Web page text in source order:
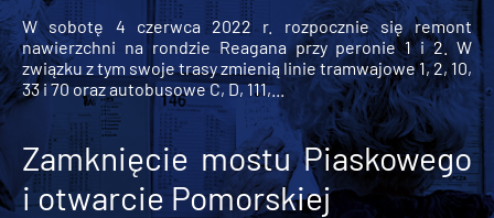
W sobotę 4 czerwca 2022 r. rozpocznie się remont
nawierzchni na rondzie Reagana przy peronie 1 i 2. W
związku z tym swoje trasy zmienią linie tramwajowe 1, 2, 10,
33 i 70 oraz autobusowe C, D, 111,...
Zamknięcie mostu Piaskowego
i otwarcie Pomorskiej